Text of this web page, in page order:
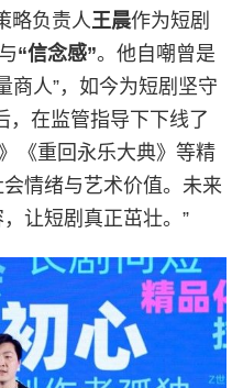
略负责人王晨作为短剧
与“信念感”。他自嘲曾是
商人”，如今为短剧坚守
，在监管指导下下线了
《重回永乐大典》等精
情绪与艺术价值。未来
让短剧真正茁壮。”